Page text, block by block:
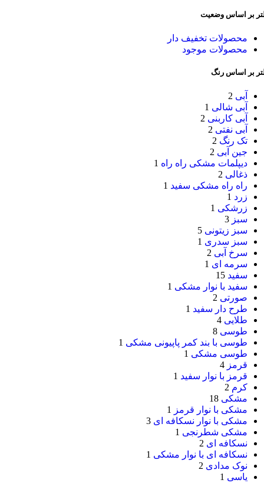
بر اساس وضعیت
محصولات تخفیف دار
محصولات موجود
بر اساس رنگ
آبی 2
آبی شالی 1
آبی کاربنی 2
آبی نفتی 2
تک رنگ 2
جین آبی 2
دیپلمات مشکی راه راه 1
ذغالی 2
راه راه مشکی سفید 1
زرد 1
زرشکی 1
سبز 3
سبز زیتونی 5
سبز سدری 1
سرخ آبی 2
سرمه ای 1
سفید 15
سفید با نوار مشکی 1
صورتی 2
طرح دار سفید 1
طلایی 4
طوسی 8
طوسی با بند کمر پاپیونی مشکی 1
طوسی مشکی 1
قرمز 4
قرمز با نوار سفید 1
کرم 2
مشکی 18
مشکی با نوار قرمز 1
مشکی با نوار نسکافه ای 3
مشکی شطرنجی 1
نسکافه ای 2
نسکافه ای با نوار مشکی 1
نوک مدادی 2
یاسی 1